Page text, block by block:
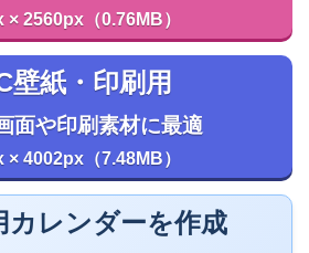
× 2560px（0.76MB）
壁紙・印刷用
面や印刷素材に最適
× 4002px（7.48MB）
レンダーを作成